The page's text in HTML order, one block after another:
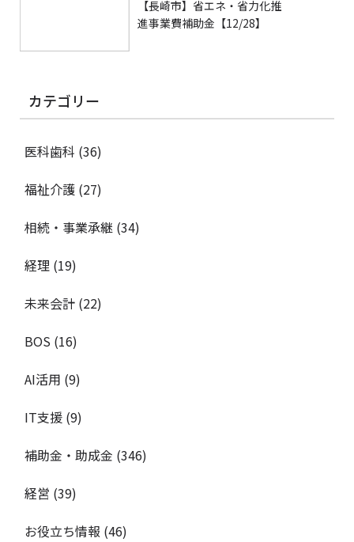
【長崎市】省エネ・省力化推
進事業費補助金【12/28】
カテゴリー
医科歯科 (36)
福祉介護 (27)
相続・事業承継 (34)
経理 (19)
未来会計 (22)
BOS (16)
AI活用 (9)
IT支援 (9)
補助金・助成金 (346)
経営 (39)
お役立ち情報 (46)